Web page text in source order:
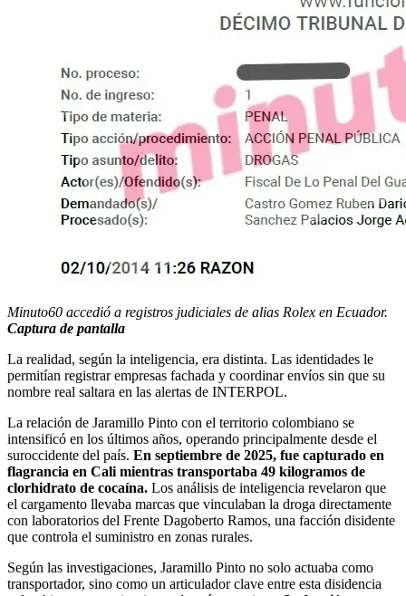
Minuto60 accedió a registros judiciales de alias Rolex en Ecuador.
Captura de pantalla
La realidad, según la inteligencia, era distinta. Las identidades le
permitían registrar empresas fachada y coordinar envíos sin que su
nombre real saltara en las alertas de INTERPOL.
La relación de Jaramillo Pinto con el territorio colombiano se
intensificó en los últimos años, operando principalmente desde el
suroccidente del país. En septiembre de 2025, fue capturado en
flagrancia en Cali mientras transportaba 49 kilogramos de
clorhidrato de cocaína. Los análisis de inteligencia revelaron que
el cargamento llevaba marcas que vinculaban la droga directamente
con laboratorios del Frente Dagoberto Ramos, una facción disidente
que controla el suministro en zonas rurales.
Según las investigaciones, Jaramillo Pinto no solo actuaba como
transportador, sino como un articulador clave entre esta disidencia